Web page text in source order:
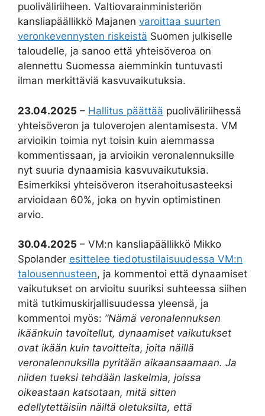
puoliväliriiheen. Valtiovarainministeriön
kansliapäällikkö Majanen varoittaa suurten
veronkevennysten riskeistä Suomen julkiselle
taloudelle, ja sanoo että yhteisöveroa on
alennettu Suomessa aiemminkin tuntuvasti
ilman merkittäviä kasvuvaikutuksia.
23.04.2025 – Hallitus päättää puoliväliriihessä
yhteisöveron ja tuloverojen alentamisesta. VM
arvioikin toimia nyt toisin kuin aiemmassa
kommentissaan, ja arvioikin veronalennuksille
nyt suuria dynaamisia kasvuvaikutuksia.
Esimerkiksi yhteisöveron itserahoitusasteeksi
arvioidaan 60%, joka on hyvin optimistinen
arvio.
30.04.2025 – VM:n kansliapäällikkö Mikko
Spolander esittelee tiedotustilaisuudessa VM:n
talousennusteen, ja kommentoi että dynaamiset
vaikutukset on arvioitu suuriksi suhteessa siihen
mitä tutkimuskirjallisuudessa yleensä, ja
kommentoi myös: ”Nämä veronalennuksen
ikäänkuin tavoitellut, dynaamiset vaikutukset
ovat ikään kuin tavoitteita, joita näillä
veronalennuksilla pyritään aikaansaamaan. Ja
niiden tueksi tehdään laskelmia, joissa
oikeastaan katsotaan, mitä sitten
edellytettäisiin näiltä oletuksilta, että